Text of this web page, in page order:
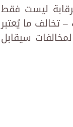
ليست فقط
تخالف ما يُعتبر
سيقابل